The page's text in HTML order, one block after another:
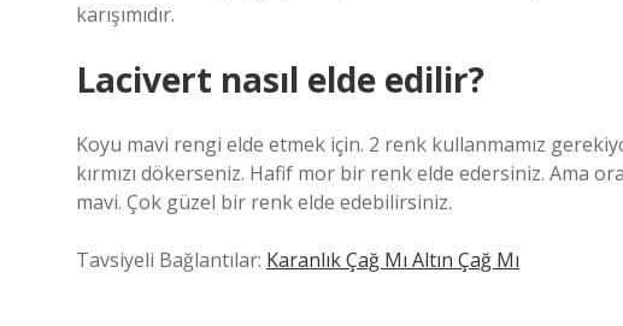
karışımıdır.
Lacivert nasıl elde edilir?
Koyu mavi rengi elde etmek için. 2 renk kullanmamız
kırmızı dökerseniz. Hafif mor bir renk elde edersiniz. Ama
mavi. Çok güzel bir renk elde edebilirsiniz.
Tavsiyeli Bağlantılar: Karanlık Çağ Mı Altın Çağ Mı